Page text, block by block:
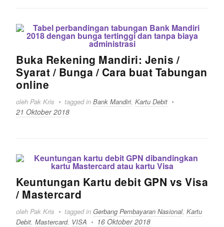
Buka Rekening Mandiri: Jenis /
Syarat / Bunga / Cara buat Tabungan
online
oleh Pak Kris tagged in Bank Mandiri, Kartu Debit
21 Oktober 2018
Keuntungan Kartu debit GPN vs Visa
/ Mastercard
oleh Pak Kris tagged in Gerbang Pembayaran Nasional, Kartu
Debit, Mastercard, VISA 16 Oktober 2018